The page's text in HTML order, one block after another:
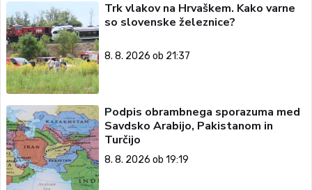
Trk vlakov na Hrvaškem. Kako varne
so slovenske železnice?
8. 8. 2026 ob 21:37
Podpis obrambnega sporazuma med
Savdsko Arabijo, Pakistanom in
Turčijo
8. 8. 2026 ob 19:19